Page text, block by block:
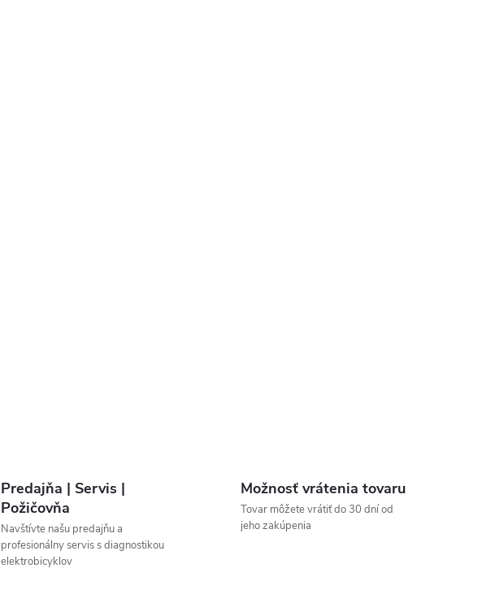
Predajňa | Servis |
Požičovňa
Navštívte našu predajňu a
profesionálny servis s diagnostikou
elektrobicyklov
Možnosť vrátenia tovaru
Tovar môžete vrátiť do 30 dní od
jeho zakúpenia